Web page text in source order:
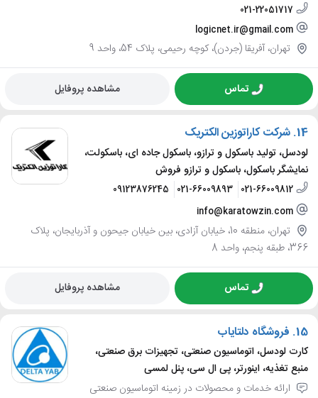
021-22051717
logicnet.ir@gmail.com
تهران، آفریقا (جردن)، کوچه رحیمی، پلاک 54، واحد 9
تماس مشاهده پروفایل
14. شرکت کاراتوزین الکتریک
لودسل، تولید باسکول و ترازو، باسکول جاده ای، باسکولت،
نمایشگر باسکول، باسکول و ترازو فروش
021-66009812
021-66009893
09123876245
info@karatowzin.com
تهران، منطقه 10، خیابان آزادی، بین خیابان جیحون و آذربایجان، پلاک
366، طبقه پنجم، واحد 8
تماس مشاهده پروفایل
15. فروشگاه دلتایاب
کارت لودسل، اتوماسیون صنعتی، تجهیزات برق صنعتی،
منبع تغذیه، اینورتر، پی ال سی، پنل لمسی
ارائه خدمات و محصولات در زمینه اتوماسیون صنعتی